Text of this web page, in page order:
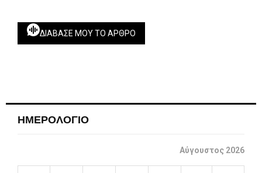
ΔΙΆΒΑΣΕ ΜΟΥ ΤΟ ΆΡΘΡΟ
ΗΜΕΡΟΛΟΓΙΟ
Αύγουστος 2026